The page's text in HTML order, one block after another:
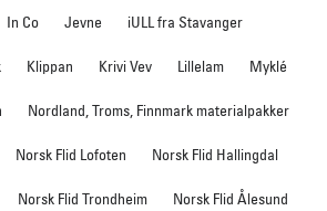
In Co Jevne iULL fra Stavanger
Klippan Krivi Vev Lillelam Myklé
Nordland, Troms, Finnmark materialpakker
Norsk Flid Lofoten Norsk Flid Hallingdal
Norsk Flid Trondheim Norsk Flid Ålesund